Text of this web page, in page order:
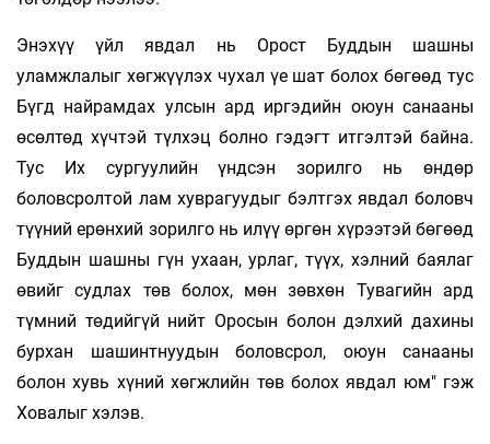
Энэхүү үйл явдал нь Орост Буддын шашны
уламжлалыг хөгжүүлэх чухал үе шат болох бөгөөд тус
Бүгд найрамдах улсын ард иргэдийн оюун санааны
өсөлтөд хүчтэй түлхэц болно гэдэгт итгэлтэй байна.
Тус Их сургуулийн үндсэн зорилго нь өндөр
боловсролтой лам хуврагуудыг бэлтгэх явдал боловч
түүний ерөнхий зорилго нь илүү өргөн хүрээтэй бөгөөд
Буддын шашны гүн ухаан, урлаг, түүх, хэлний баялаг
өвийг судлах төв болох, мөн зөвхөн Тувагийн ард
түмний төдийгүй нийт Оросын болон дэлхий дахины
бурхан шашинтнуудын боловсрол, оюун санааны
болон хувь хүний хөгжлийн төв болох явдал юм" гэж
Ховалыг хэлэв.